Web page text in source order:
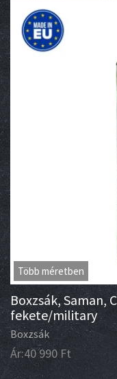
Több méretben
Boxzsák, Saman,
fekete/military
Boxzsák
Ár:40 990 Ft